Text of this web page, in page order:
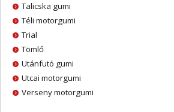
Talicska gumi
Téli motorgumi
Trial
Tömlő
Utánfutó gumi
Utcai motorgumi
Verseny motorgumi